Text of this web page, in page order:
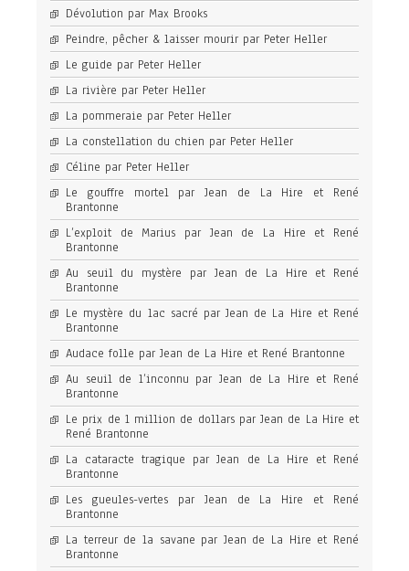
Dévolution par Max Brooks
Peindre, pêcher & laisser mourir par Peter Heller
Le guide par Peter Heller
La rivière par Peter Heller
La pommeraie par Peter Heller
La constellation du chien par Peter Heller
Céline par Peter Heller
Le gouffre mortel par Jean de La Hire et René
Brantonne
L’exploit de Marius par Jean de La Hire et René
Brantonne
Au seuil du mystère par Jean de La Hire et René
Brantonne
Le mystère du lac sacré par Jean de La Hire et René
Brantonne
Audace folle par Jean de La Hire et René Brantonne
Au seuil de l’inconnu par Jean de La Hire et René
Brantonne
Le prix de 1 million de dollars par Jean de La Hire et
René Brantonne
La cataracte tragique par Jean de La Hire et René
Brantonne
Les gueules-vertes par Jean de La Hire et René
Brantonne
La terreur de la savane par Jean de La Hire et René
Brantonne